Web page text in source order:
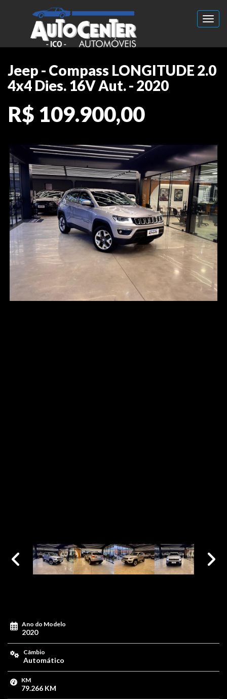
Jeep - Compass LONGITUDE 2.0
4x4 Dies. 16V Aut. - 2020
R$ 109.900,00
Ano do Modelo
2020
Câmbio
Automático
KM
79.266 KM